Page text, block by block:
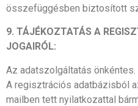
összefüggésben biztosított
9. TÁJÉKOZTATÁS A
JOGAIRÓL:
Az adatszolgáltatás önkéntes.
A regisztrációs adatbázisból
mailben tett nyilatkozattal